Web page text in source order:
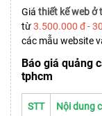
Giá thiết kế web ở
từ3.500.000 đ -
các mẫu website
Báo giá quảng
tphcm
STT Nội dung